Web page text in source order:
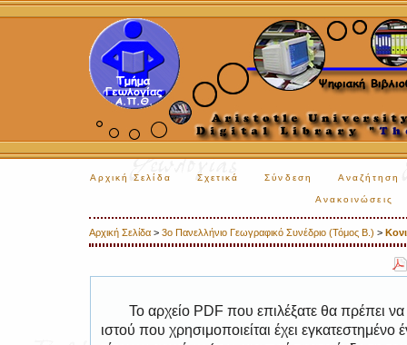
Αρχική Σελίδα Σχετικά Σύνδεση Αναζήτηση
Ανακοινώσεις
Αρχική Σελίδα > 3ο Πανελλήνιο Γεωγραφικό Συνέδριο (Τόμος Β.) >
Το αρχείο PDF που επιλέξατε θα πρέπει
ιστού που χρησιμοποιείται έχει